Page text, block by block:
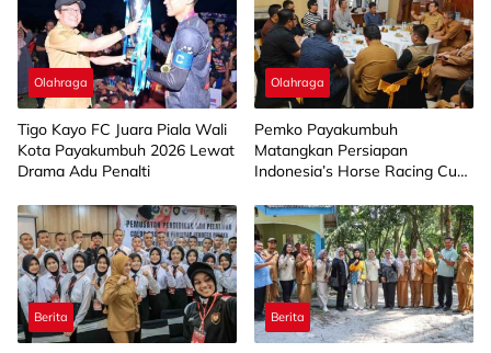
Olahraga
Tigo Kayo FC Juara Piala Wali
Kota Payakumbuh 2026 Lewat
Drama Adu Penalti
Olahraga
Pemko Payakumbuh
Matangkan Persiapan
Indonesia’s Horse Racing Cup
Berita Berita